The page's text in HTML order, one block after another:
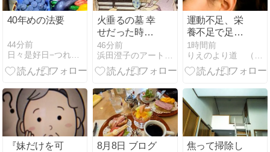
40年めの法要
44分前
日々是好日−つれづれよっぽブログ
火垂るの墓 幸
せだった時の
ご飯
46分前
運動不足、栄
養不足で足の
ひざの裏の腱
に痛みが。ア
ラカンの足腰
1時間前
『妹だけを可
8月8日 ブログ
焦って掃除し